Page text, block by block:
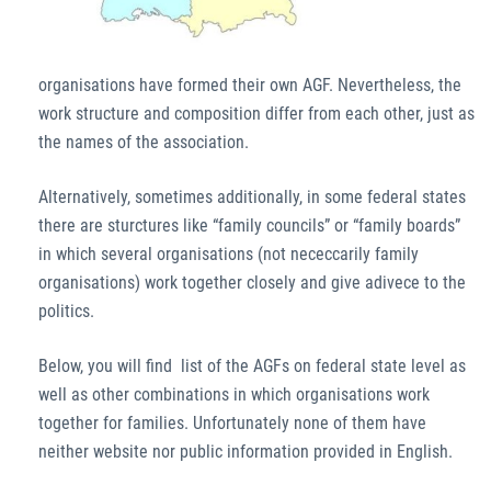
organisations have formed their own AGF. Nevertheless, the
work structure and composition differ from each other, just as
the names of the association.
Alternatively, sometimes additionally, in some federal states
there are sturctures like “family councils” or “family boards”
in which several organisations (not nececcarily family
organisations) work together closely and give adivece to the
politics.
Below, you will find list of the AGFs on federal state level as
well as other combinations in which organisations work
together for families. Unfortunately none of them have
neither website nor public information provided in English.